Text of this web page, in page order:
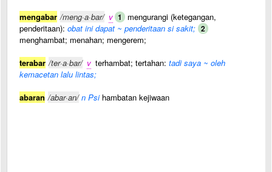
mengabar /meng·a·bar/ v 1
mengurangi (ketegangan,
penderitaan): obat ini dapat ~ penderitaan si sakit; 2
menghambat; menahan; mengerem;
terabar /ter·a·bar/ v terhambat; tertahan: tadi saya ~ oleh
kemacetan lalu lintas;
abaran /abar·an/ n Psihambatan kejiwaan